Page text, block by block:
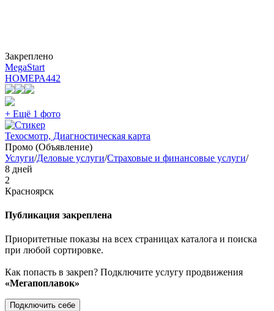
Закреплено
MegaStart
НОМЕРА442
+ Ещё 1 фото
Техосмотр, Диагностическая карта
Промо (Объявление)
Услуги/Деловые услуги/Страховые и финансовые услуги/
8 дней
2
Красноярск
Публикация закреплена
Приоритетные показы на всех страницах каталога и поиска
при любой сортировке.
Как попасть в закреп? Подключите услугу продвижения
«Мегапоплавок»
Подключить себе